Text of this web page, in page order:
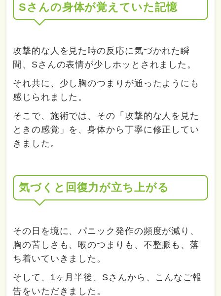
Sさんの身体が覚えていた記憶
攻撃的な人を見た時の反応に気づかれた瞬
間、Sさんの表情が少しホッとされました。
それ共に、少し胸のつまりが通ったようにも
感じられました。
そこで、施術では、その「攻撃的な人を見た
ときの感覚」を、身体から丁寧に修正してい
きました。
気づくと回復力が立ち上がる
その日を境に、パニック発作の頻度が減り、
胸の苦しさも、喉のつまりも、不整脈も、落
ち着いていきました。
そして、1ヶ月半後、Sさんから、こんなご報
告をいただきました。